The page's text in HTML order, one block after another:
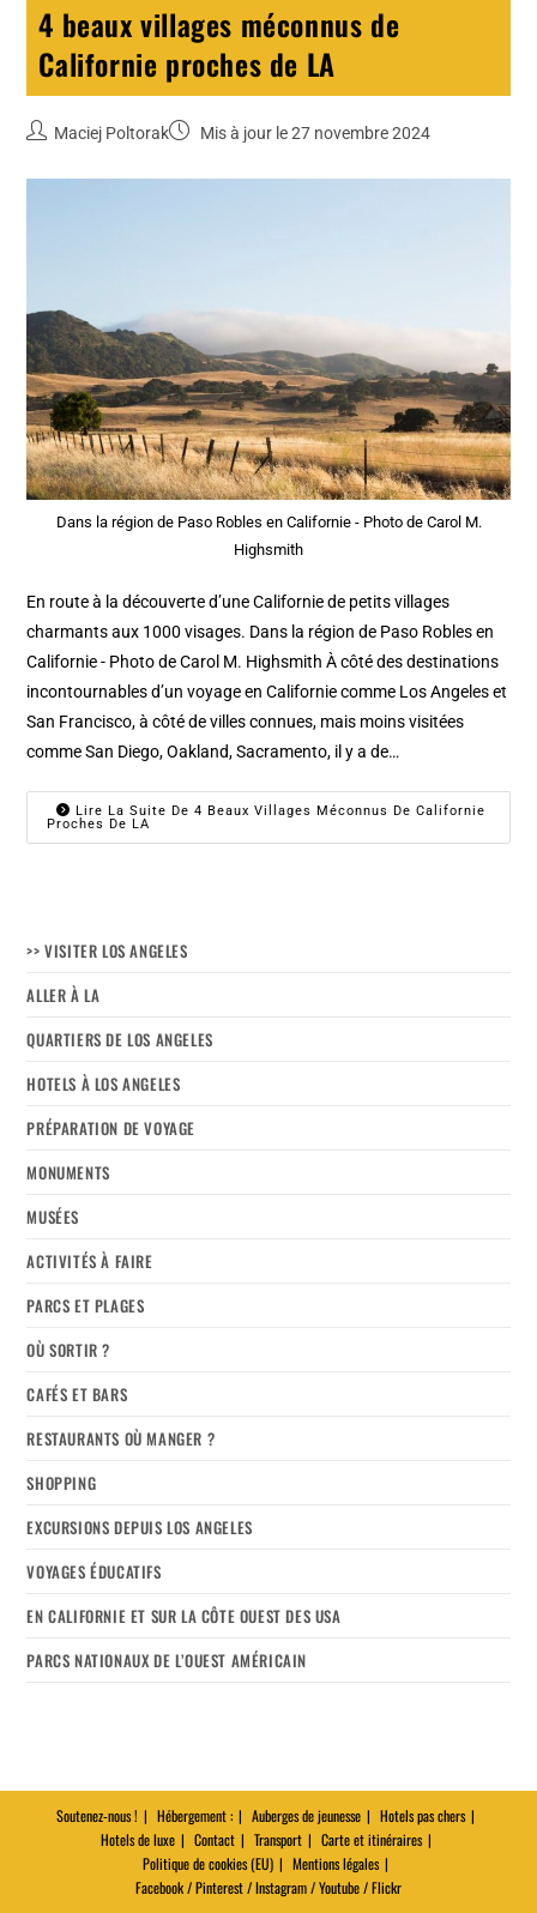
4 beaux villages méconnus de
Californie proches de LA
Maciej Poltorak Mis à jour le 27 novembre 2024
Dans la région de Paso Robles en Californie - Photo de Carol M.
Highsmith
En route à la découverte d’une Californie de petits villages
charmants aux 1000 visages. Dans la région de Paso Robles en
Californie - Photo de Carol M. Highsmith À côté des destinations
incontournables d’un voyage en Californie comme Los Angeles et
San Francisco, à côté de villes connues, mais moins visitées
comme San Diego, Oakland, Sacramento, il y a de…
Lire La Suite De 4 Beaux Villages Méconnus De Californie
Proches De LA
>> VISITER LOS ANGELES
ALLER À LA
QUARTIERS DE LOS ANGELES
HOTELS À LOS ANGELES
PRÉPARATION DE VOYAGE
MONUMENTS
MUSÉES
ACTIVITÉS À FAIRE
PARCS ET PLAGES
OÙ SORTIR ?
CAFÉS ET BARS
RESTAURANTS OÙ MANGER ?
SHOPPING
EXCURSIONS DEPUIS LOS ANGELES
VOYAGES ÉDUCATIFS
EN CALIFORNIE ET SUR LA CÔTE OUEST DES USA
PARCS NATIONAUX DE L’OUEST AMÉRICAIN
Soutenez-nous ! Hébergement : Auberges de jeunesse
Hotels pas chers
Hotels de luxe
Contact Transport
Carte et itinéraires
Politique de cookies (EU)
Mentions légales
Facebook / Pinterest / Instagram / Youtube / Flickr